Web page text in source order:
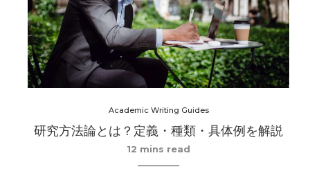
Academic Writing Guides
研究方法論とは？定義・種類・具体例を解説
12 mins read